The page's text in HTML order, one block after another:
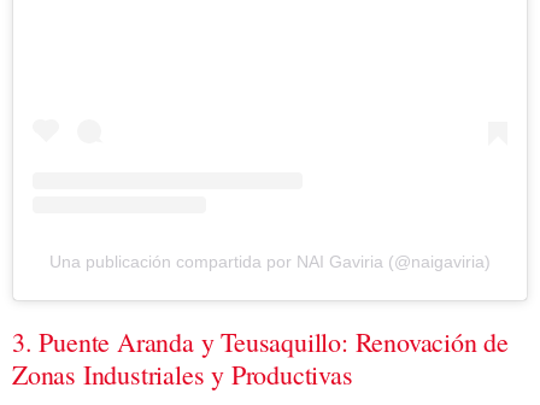
Una publicación compartida por NAI Gaviria (@naigaviria)
3. Puente Aranda y Teusaquillo: Renovación de
Zonas Industriales y Productivas